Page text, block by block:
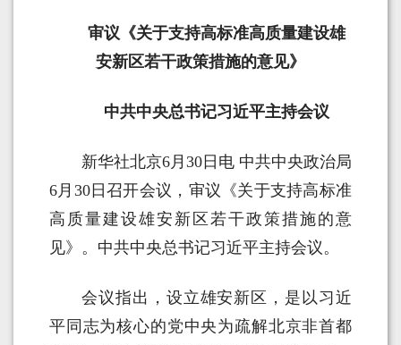
审议《关于支持高标准高质量建设雄
安新区若干政策措施的意见》
中共中央总书记习近平主持会议
新华社北京6月30日电 中共中央政治局
6月30日召开会议，审议《关于支持高标准
高质量建设雄安新区若干政策措施的意
见》。中共中央总书记习近平主持会议。
会议指出，设立雄安新区，是以习近
平同志为核心的党中央为疏解北京非首都